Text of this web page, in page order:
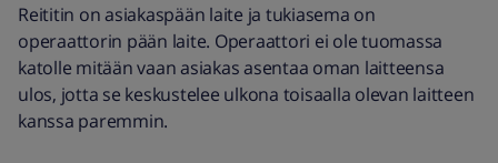
Reititin on asiakaspään laite ja tukiasema on
operaattorin pään laite. Operaattori ei ole tuomassa
katolle mitään vaan asiakas asentaa oman laitteensa
ulos, jotta se keskustelee ulkona toisaalla olevan laitteen
kanssa paremmin.